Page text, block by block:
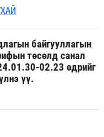
байгууллагын
төсөлд санал
02.23 өдрийг
үү.